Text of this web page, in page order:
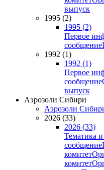
выпуск
1995 (2)
1995 (2)
Первое
сообщение
1992 (1)
1992 (1)
Первое
сообщение
выпуск
Аэрозоли Сибири
Аэрозоли
2026 (33)
2026 (33)
Тематика
сообщение
комитет
комитет